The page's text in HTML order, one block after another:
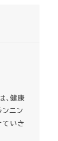
、健康
ニン
ていき